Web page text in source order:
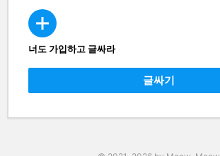
CREATE
너도 가입하고 글싸라
글싸기